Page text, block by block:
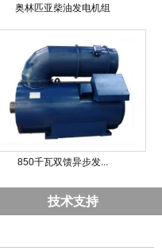
奥林匹亚柴油发电机组
850千瓦双馈异步发...
技术支持